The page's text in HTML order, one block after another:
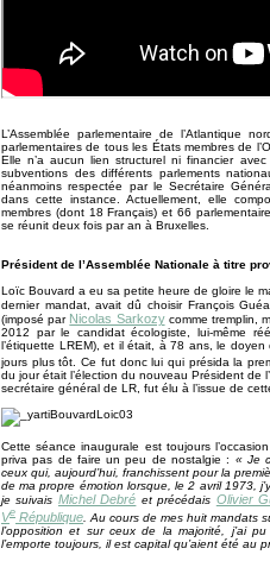
L’Assemblée parlementaire de l’Atlantique
parlementaires de tous les États membres de
Elle n’a aucun lien structurel ni financier avec
subventions des différents parlements
néanmoins respectée par le Secrétaire
dans cette instance. Actuellement, elle
membres (dont 18 Français) et 66
se réunit deux fois par an à Bruxelles.
Président de l’Assemblée Nationale à titre
Loïc Bouvard a eu sa petite heure de gloire le
dernier mandat, avait dû choisir François
(imposé par Nicolas Sarkozycomme tremplin,
2012 par le candidat écologiste, lui-même
l’étiquette LREM), et il était, à 78 ans, le doyen
jours plus tôt. Ce fut donc lui qui présida la
du jour était l’élection du nouveau Président de
secrétaire général de LR, fut élu à l’issue de
Cette séance inaugurale est toujours
priva pas de faire un peu de nostalgie : « Je
ceux qui, aujourd’hui, franchissent pour la
de ma propre émotion lorsque, le 2 avril 1973,
je suivais Michel Debré et précédais Olivier
Ve République . Au cours de mes huit mandats
l’opposition et sur ceux de la majorité, j’ai
l’emporte toujours, il est capital qu’aient été au